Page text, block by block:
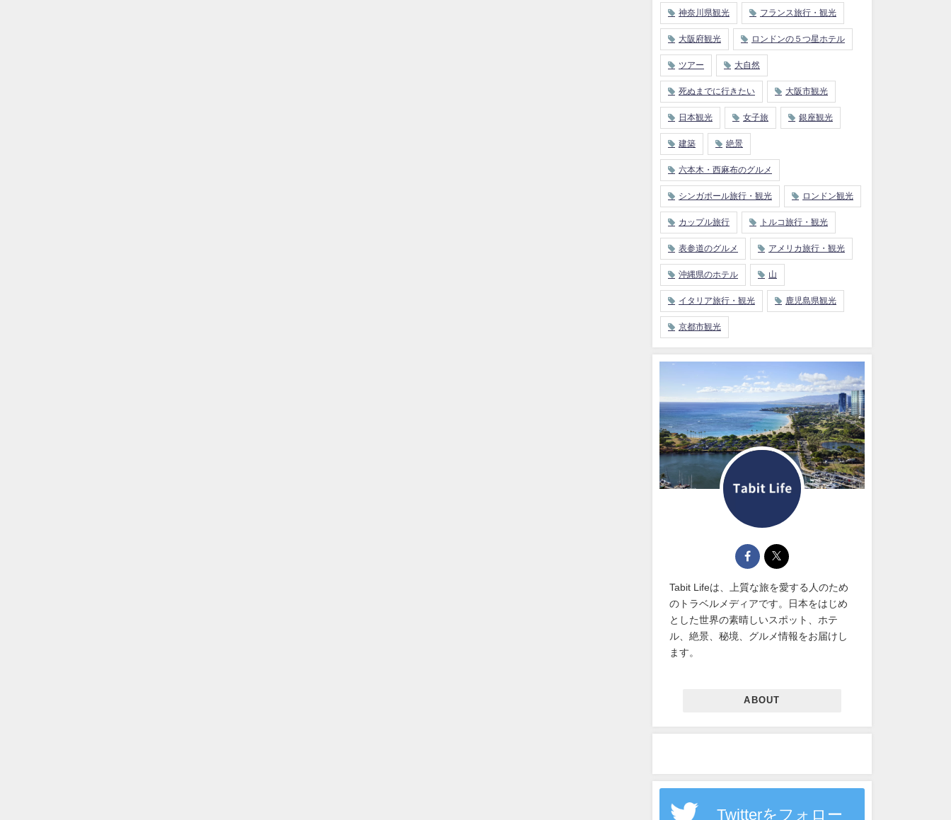
神奈川県観光 フランス旅行・観光
大阪府観光 ロンドンの５つ星ホテル
ツアー 大自然
死ぬまでに行きたい 大阪市観光
日本観光 女子旅 銀座観光
建築 絶景
六本木・西麻布のグルメ
シンガポール旅行・観光 ロンドン観光
カップル旅行 トルコ旅行・観光
表参道のグルメ アメリカ旅行・観光
沖縄県のホテル 山
イタリア旅行・観光 鹿児島県観光
京都市観光
Tabit Lifeは、上質な旅を愛する人のため
のトラベルメディアです。日本をはじめ
とした世界の素晴しいスポット、ホテ
ル、絶景、秘境、グルメ情報をお届けし
ます。
ABOUT
Twitterをフォロー